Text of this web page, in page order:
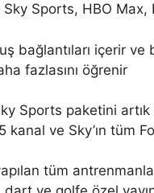
Sports, HBO Max,
bağlantıları içerir ve
fazlasını öğrenir
Sports paketini
kanal ve Sky’ın tüm
tüm